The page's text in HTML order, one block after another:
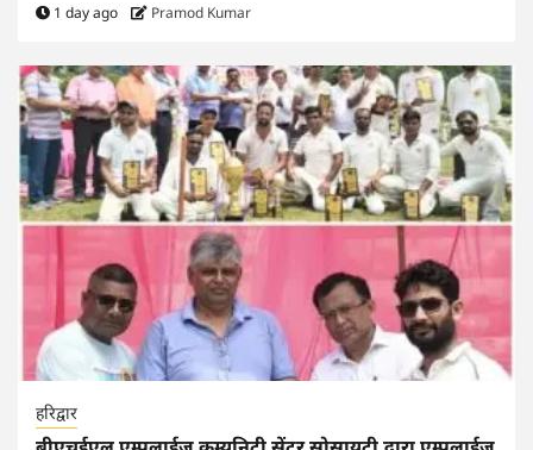
1 day ago Pramod Kumar
हरिद्वार